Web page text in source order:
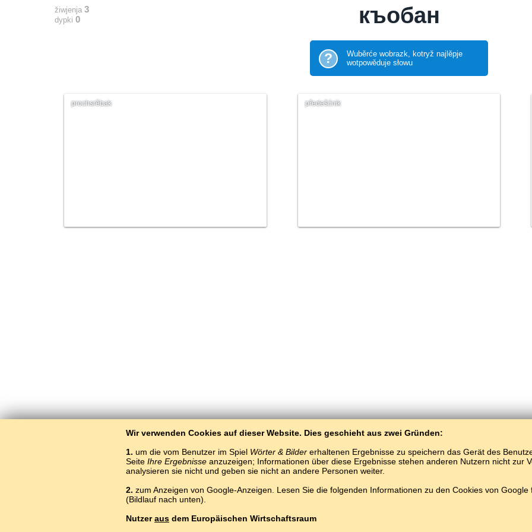
Wir verwenden Cookies auf dieser Website. Dies geschieht aus zwei Gründen:
1. um die vom Benutzer im Spiel Wörter & Bildererhaltenen Ergebnisse zu speichern das Gerät des
Seite Ihre Ergebnisse anzuzeigen; Informationen über diese Ergebnisse stehen anderen Nutzern nicht zur
analysieren sie nicht und geben sie nicht an andere Personen weiter.
2. zum Anzeigen von Google-Anzeigen. Lesen Sie die folgenden Informationen zu den Cookies von
(Bildlauf nach unten).
Nutzeraus dem Europäischen Wirtschaftsraum
žiwjenja 3
dypki 0 къобан
?
Wuběrće wobrazk, kotryž najlěpje
wotpowěduje słowu
prochsrěbak předešćnik
Darmotnje karačajo-balkaršćina wuknyć. Hrajće a wukńće karačajo-balkaršćina słowa